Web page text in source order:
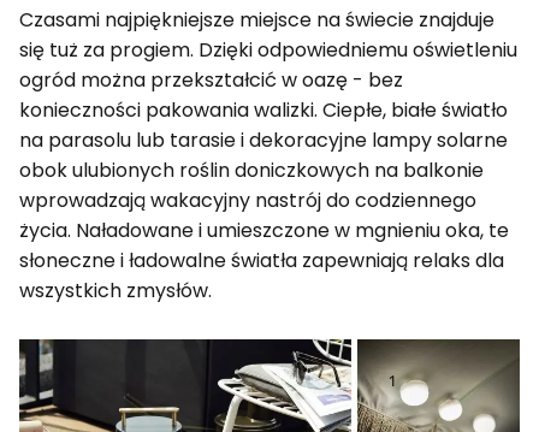
Czasami najpiękniejsze miejsce na świecie znajduje
się tuż za progiem. Dzięki odpowiedniemu oświetleniu
ogród można przekształcić w oazę - bez
konieczności pakowania walizki. Ciepłe, białe światło
na parasolu lub tarasie i dekoracyjne lampy solarne
obok ulubionych roślin doniczkowych na balkonie
wprowadzają wakacyjny nastrój do codziennego
życia. Naładowane i umieszczone w mgnieniu oka, te
słoneczne i ładowalne światła zapewniają relaks dla
wszystkich zmysłów.